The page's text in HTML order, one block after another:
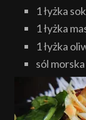
1 łyżka
1 łyżka
1 łyżka
sól morska